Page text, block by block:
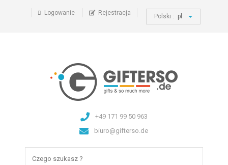
Logowanie Rejestracja Polski : pl
+49 171 99 50 963
biuro@gifterso.de